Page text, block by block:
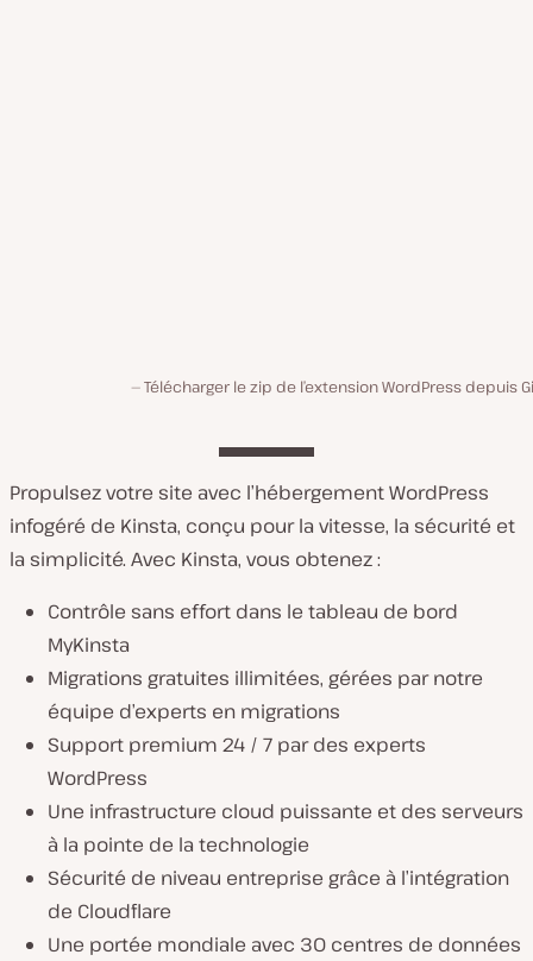
Télécharger le zip de l’extension WordPress depuis
Propulsez votre site avec l’hébergement WordPress
infogéré de Kinsta, conçu pour la vitesse, la sécurité et
la simplicité. Avec Kinsta, vous obtenez :
Contrôle sans effort dans le tableau de bord
MyKinsta
Migrations gratuites illimitées, gérées par notre
équipe d’experts en migrations
Support premium 24 / 7 par des experts
WordPress
Une infrastructure cloud puissante et des serveurs
à la pointe de la technologie
Sécurité de niveau entreprise grâce à l’intégration
de Cloudflare
Une portée mondiale avec 30 centres de données